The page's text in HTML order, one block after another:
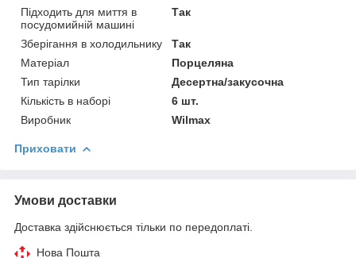
Підходить для миття в
посудомийній машині
Так
Зберігання в холодильнику
Так
Матеріал
Порцеляна
Тип тарілки
Десертна/закусочна
Кількість в наборі
6 шт.
Виробник
Wilmax
Приховати
Умови доставки
Доставка здійснюється тільки по передоплаті.
Нова Пошта